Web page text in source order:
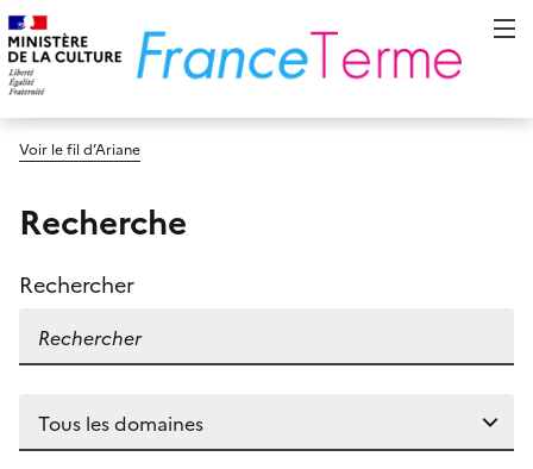
Voir le fil d’Ariane
Recherche
Rechercher